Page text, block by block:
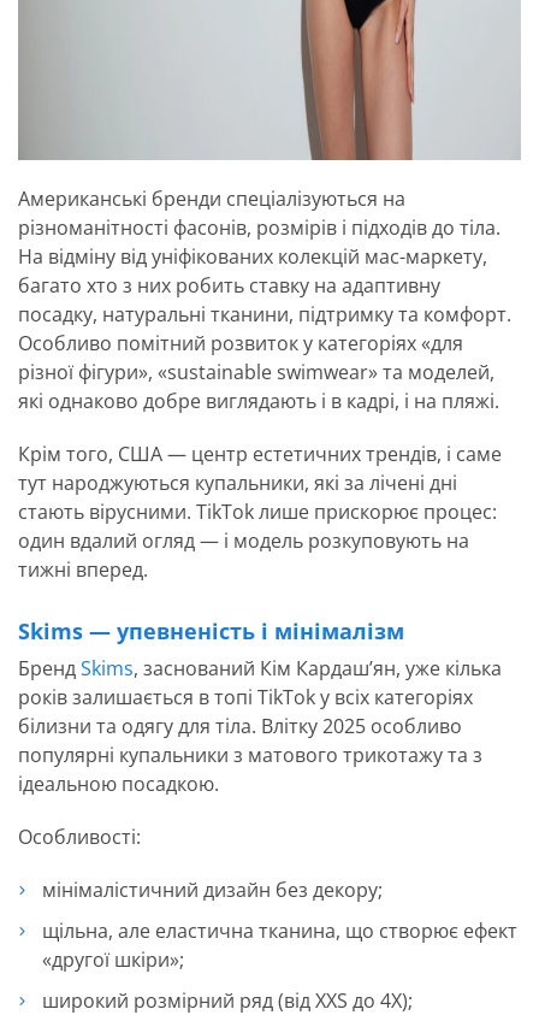
Американські бренди спеціалізуються на
різноманітності фасонів, розмірів і підходів до тіла.
На відміну від уніфікованих колекцій мас-маркету,
багато хто з них робить ставку на адаптивну
посадку, натуральні тканини, підтримку та комфорт.
Особливо помітний розвиток у категоріях «для
різної фігури», «sustainable swimwear» та моделей,
які однаково добре виглядають і в кадрі, і на пляжі.
Крім того, США — центр естетичних трендів, і саме
тут народжуються купальники, які за лічені дні
стають вірусними. TikTok лише прискорює процес:
один вдалий огляд — і модель розкуповують на
тижні вперед.
Skims — упевненість і мінімалізм
БрендSkims, заснований Кім Кардаш’ян, уже кілька
років залишається в топі TikTok у всіх категоріях
білизни та одягу для тіла. Влітку 2025 особливо
популярні купальники з матового трикотажу та з
ідеальною посадкою.
Особливості:
мінімалістичний дизайн без декору;
щільна, але еластична тканина, що створює ефект
«другої шкіри»;
широкий розмірний ряд (від XXS до 4X);